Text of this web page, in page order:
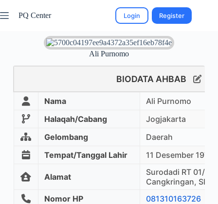
PQ Center Login Register
Ali Purnomo
BIODATA AHBAB
Nama
Ali Purnomo
Halaqah/Cabang
Jogjakarta
Gelombang
Daerah
Tempat/Tanggal Lahir
11 Desember 1970
Alamat
Surodadi RT 01/
Cangkringan,
Nomor HP
081310163726